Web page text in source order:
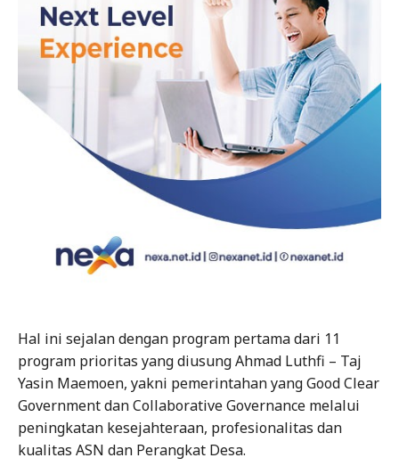
Hal ini sejalan dengan program pertama dari 11
program prioritas yang diusung Ahmad Luthfi – Taj
Yasin Maemoen, yakni pemerintahan yang Good Clear
Government dan Collaborative Governance melalui
peningkatan kesejahteraan, profesionalitas dan
kualitas ASN dan Perangkat Desa.